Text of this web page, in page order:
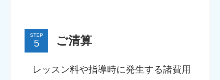
STEP ご清算
レッスン料や指導時に発生する諸費用